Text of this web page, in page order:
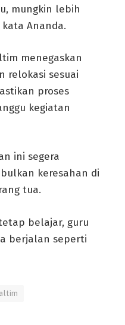
mungkin lebih
kata Ananda.
menegaskan
relokasi sesuai
proses
kegiatan
ini segera
keresahan di
tua.
belajar, guru
berjalan seperti